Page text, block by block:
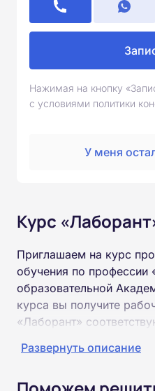
Нажимая на кнопку
с условиями политики
У меня
Курс
Приглашаем на курс
обучения по профессии
образовательной
курса вы получите
«Лаборант»
Пройти обучение и
Развернуть описание